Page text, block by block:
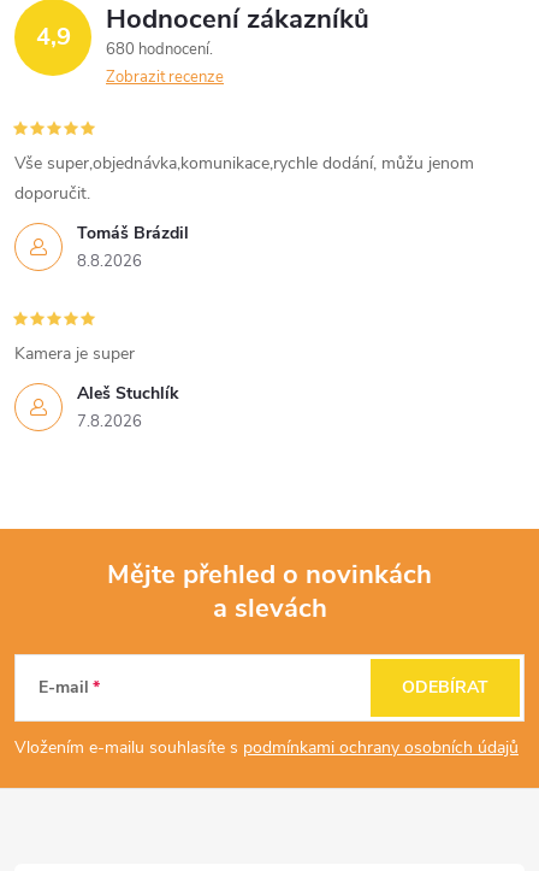
d
a
c
í
p
r
v
k
y
s
4,9 Hodnocení zákazníků
680 hodnocení
Zobrazit recenze
Tomáš Brázdil
8.8.2026
Vše super,objednávka,komunikace,rychle dodání, můžu jenom
doporučit.
Aleš Stuchlík
7.8.2026
Kamera je super
p
Mějte přehled o novinkách
a slevách
E-mail
Vložením e-mailu souhlasíte s podmínkami ochrany osobních údajů
ODEBÍRAT